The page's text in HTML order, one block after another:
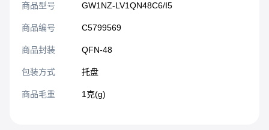
商品型号 GW1NZ-LV1QN48C6/I5
商品编号 C5799569
商品封装 QFN-48​
包装方式 托盘
商品毛重 1克(g)